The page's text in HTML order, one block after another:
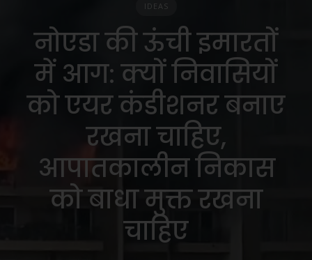
IDEAS
नोएडा की ऊंची इमारतों
में आग: क्यों निवासियों
को एयर कंडीशनर बनाए
रखना चाहिए,
आपातकालीन निकास
को बाधा मुक्त रखना
चाहिए